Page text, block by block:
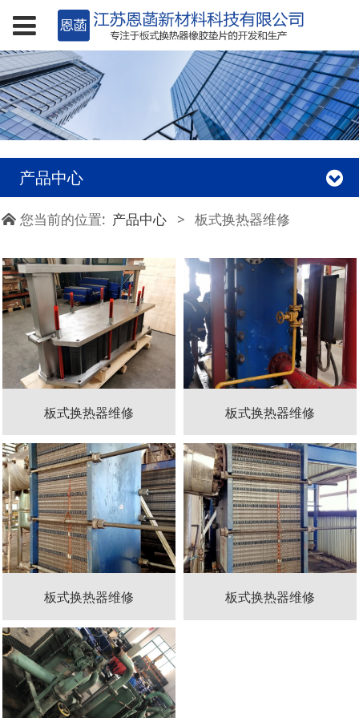
产品中心
您当前的位置: 产品中心 > 板式换热器维修
板式换热器维修 板式换热器维修
板式换热器维修 板式换热器维修